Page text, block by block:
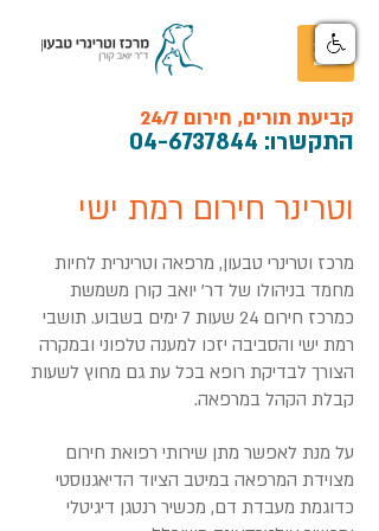
קביעת תורים, חירום 24/7
התקשרו: 04-6737844
וטרינר חירום רמת ישי
מרכז וטרינרי טבעון, מרפאה וטרינרית לחיות
מחמד בניהולו של דר' יואב קורן משמשת
כמרכז חירום 24 שעות 7 ימים בשבוע. תושבי
רמת ישי והסביבה יזכו למענה טלפוני ובמקרה
הצורך לבדיקת רופא בכל עת גם מחוץ לשעות
קבלת הקהל במרפאה.
על מנת לאפשר מתן שירותי רפואת חירום
מצוידת המרפאה במיטב הציוד הדיאגנוסטי
כדוגמת מעבדת דם, מכשיר רנטגן דיגיטלי